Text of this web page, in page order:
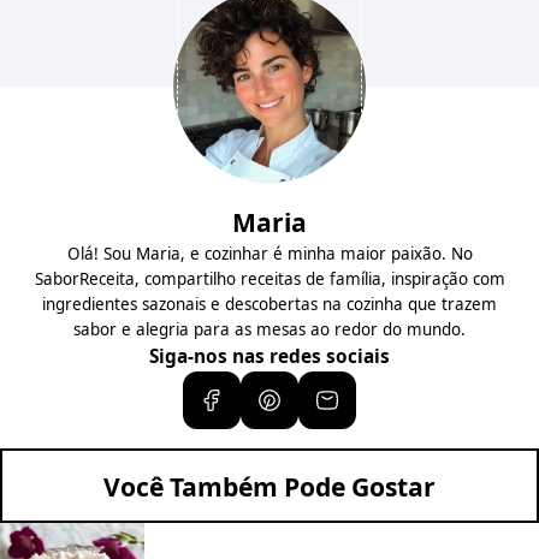
Maria
Olá! Sou Maria, e cozinhar é minha maior paixão. No
SaborReceita, compartilho receitas de família, inspiração com
ingredientes sazonais e descobertas na cozinha que trazem
sabor e alegria para as mesas ao redor do mundo.
Siga-nos nas redes sociais
Você Também Pode Gostar